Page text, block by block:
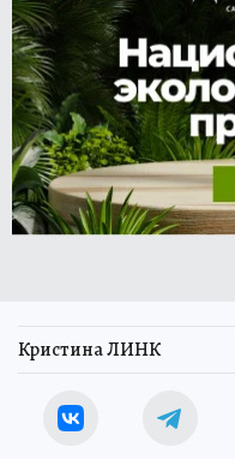
Кристина ЛИНК